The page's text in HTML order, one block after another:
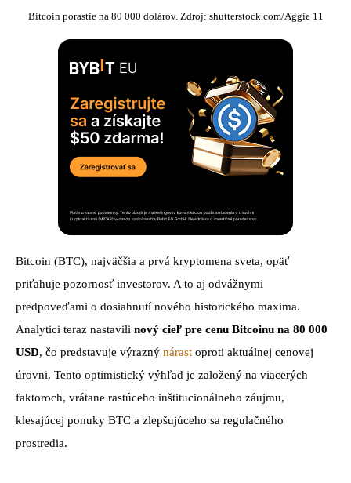
Bitcoin porastie na 80 000 dolárov. Zdroj: shutterstock.com/Aggie 11
Bitcoin (BTC), najväčšia a prvá kryptomena sveta, opäť
priťahuje pozornosť investorov. A to aj odvážnymi
predpoveďami o dosiahnutí nového historického maxima.
Analytici teraz nastavili nový cieľ pre cenu Bitcoinu na 80 000
USD, čo predstavuje výrazný nárast oproti aktuálnej cenovej
úrovni. Tento optimistický výhľad je založený na viacerých
faktoroch, vrátane rastúceho inštitucionálneho záujmu,
klesajúcej ponuky BTC a zlepšujúceho sa regulačného
prostredia.